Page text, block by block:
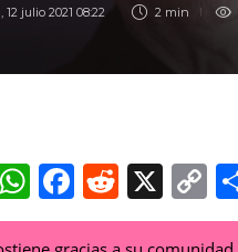
, 12 julio 2021 08:22 2 min
W
h
F
a
R
e
X
C
o